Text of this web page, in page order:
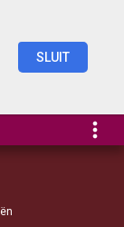
SLUIT